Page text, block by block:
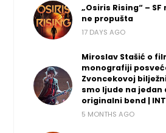
„Osiris Rising“ –
ne propušta
17 DAYS AGO
Miroslav Stašić o
monografiji
Zvoncekovoj
smo ljude na jedan
originalni bend |
5 MONTHS AGO